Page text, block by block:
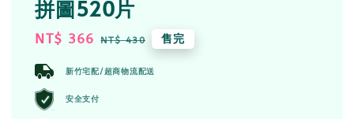
拼圖520片
Sale
NT$ 366 Regular
NT$ 430 售完
新竹宅配/超商物流配送
安全支付